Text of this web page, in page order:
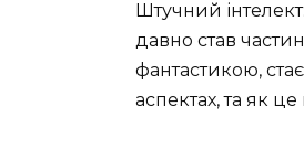
Штучний
давно став
фантастикою,
аспектах, та як